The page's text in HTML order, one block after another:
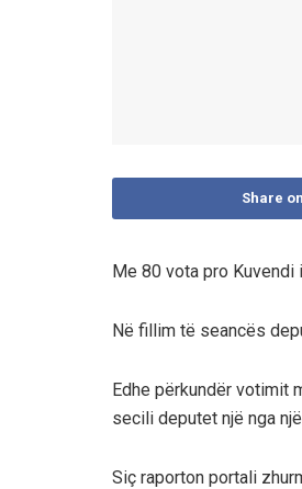
Share
Me 80 vota pro
Në fillim të seancës
Edhe përkundër votimit
secili deputet një nga
Siç raporton portali